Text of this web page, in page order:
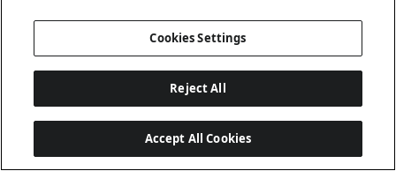
Panneau AD-A-
personnalisable à
utiliser comme
pour promouvoir
vos produits et
avec vos clients.
Cookies Settings
Reject All
Accept All Cookies